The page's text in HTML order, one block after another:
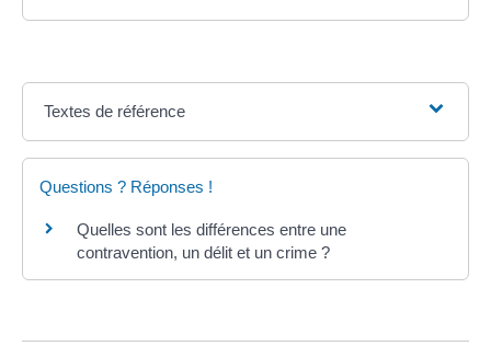
Textes de référence
Questions ? Réponses !
Quelles sont les différences entre une
contravention, un délit et un crime ?